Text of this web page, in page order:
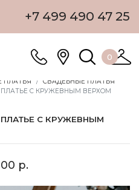
+7 499 490 47 25
0
ПЛАТЬЯ
СВАДЕБНЫЕ ПЛАТЬЯ
С КРУЖЕВНЫМ ВЕРХОМ
С КРУЖЕВНЫМ
р.